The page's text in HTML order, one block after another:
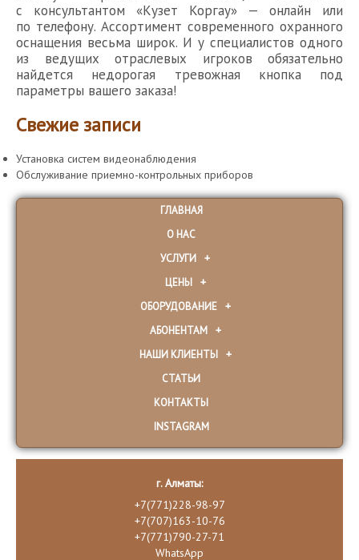
с консультантом «Кузет Коргау» — онлайн или
по телефону. Ассортимент современного охранного
оснащения весьма широк. И у специалистов одного
из ведущих отраслевых игроков обязательно
найдется недорогая тревожная кнопка под
параметры вашего заказа!
Свежие записи
Установка систем видеонаблюдения
Обслуживание приемно-контрольных приборов
ГЛАВНАЯ
О НАС
УСЛУГИ
ЦЕНЫ
ОБОРУДОВАНИЕ
АБОНЕНТАМ
НАШИ КЛИЕНТЫ
СТАТЬИ
КОНТАКТЫ
INSTAGRAM
г. Алматы:
+7(771)228-98-97
+7(707)163-10-76
+7(771)790-27-71
WhatsApp